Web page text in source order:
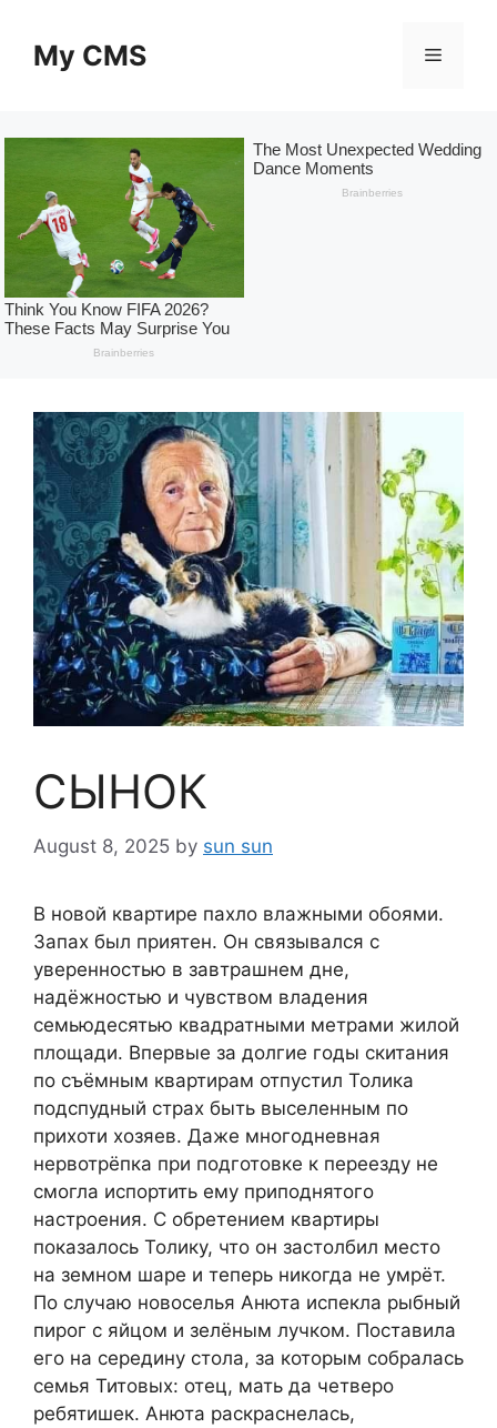
contentMy CMS Menu
СЫНОК
August 8, 2025 by sun sun
В новой квартире пахло влажными обоями.
Запах был приятен. Он связывался с
уверенностью в завтрашнем дне,
надёжностью и чувством владения
семьюдесятью квадратными метрами жилой
площади. Впервые за долгие годы скитания
по съёмным квартирам отпустил Толика
подспудный страх быть выселенным по
прихоти хозяев. Даже многодневная
нервотрёпка при подготовке к переезду не
смогла испортить ему приподнятого
настроения. С обретением квартиры
показалось Толику, что он застолбил место
на земном шаре и теперь никогда не умрёт.
По случаю новоселья Анюта испекла рыбный
пирог с яйцом и зелёным лучком. Поставила
его на середину стола, за которым собралась
семья Титовых: отец, мать да четверо
ребятишек. Анюта раскраснелась,